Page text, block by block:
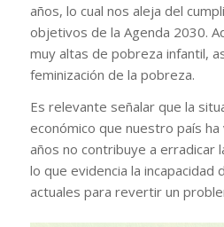
años, lo cual nos aleja del
objetivos de la Agenda 2030.
muy altas de pobreza infantil,
feminización de la pobreza.
Es relevante señalar que la
económico que nuestro país
años no contribuye a erradicar
lo que evidencia la incapacidad
actuales para revertir un